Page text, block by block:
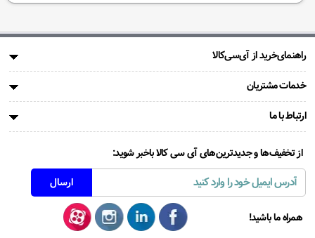
راهنمای‌خرید از آی‌سی‌کالا
خدمات مشتریان
ارتباط با ما
از تخفیف‌ها و جدیدترین‌های آی سی کالا باخبر شوید:
همراه ما باشید!